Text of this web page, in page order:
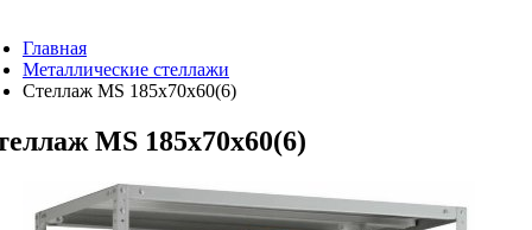
Главная
Металлические стеллажи
Стеллаж MS 185х70х60(6)
MS 185х70х60(6)